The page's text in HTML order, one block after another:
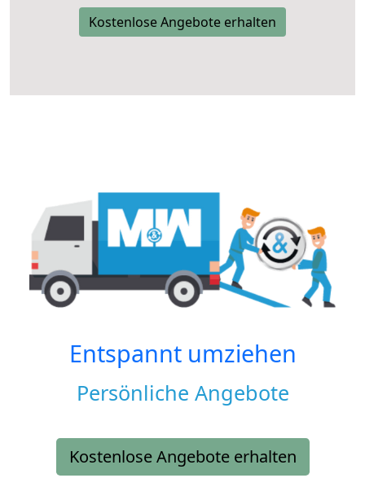
Kostenlose Angebote erhalten
Entspannt umziehen
Persönliche Angebote
Kostenlose Angebote erhalten